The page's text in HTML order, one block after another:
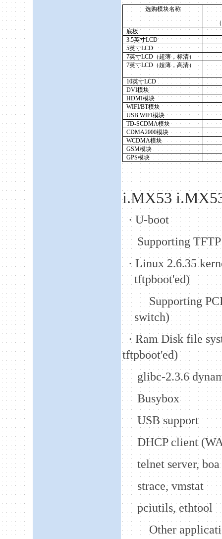
选购模块名称
底板
3.5英寸LCD
5英寸LCD
7英寸LCD（超薄，标清）
7英寸LCD（超薄，高清）
10英寸LCD
DVI模块
HDMI模块
WIFI/BT模块
USB WIFI模块
TD-SCDMA模块
CDMA2000模块
WCDMA模块
GSM模块
GPS模块
i.MX53
· U-boot
Supporting
· Linux 2.6.35
tftpboot'ed)
Supporting
switch)
· Ram Disk file
tftpboot'ed)
glibc-2.3.6
Busybox
USB support
DHCP client
telnet server,
strace, vmstat
pciutils, ethtool
Other